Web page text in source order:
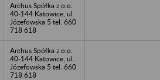
Archus Spółka z o.o.
40-144 Katowice, ul.
Józefowska 5 tel. 660
718 618
Archus Spółka z o.o.
40-144 Katowice, ul.
Józefowska 5 tel. 660
718 618